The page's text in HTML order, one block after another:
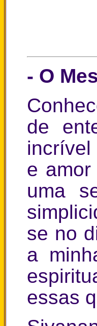
- O
de
incrível
e
uma
se no
a
essas